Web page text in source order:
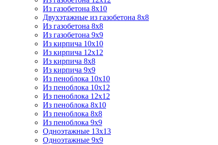
Из газобетона 8х10
Двухэтажные из газобетона 8х8
Из газобетона 8х8
Из газобетона 9х9
Из кирпича 10х10
Из кирпича 12х12
Из кирпича 8х8
Из кирпича 9х9
Из пеноблока 10х10
Из пеноблока 10х12
Из пеноблока 12х12
Из пеноблока 8х10
Из пеноблока 8х8
Из пеноблока 9х9
Одноэтажные 13х13
Одноэтажные 9х9